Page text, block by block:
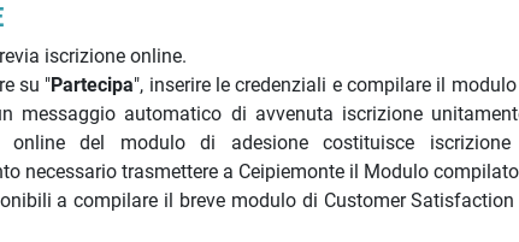
iscrizione online.
su "Partecipa", inserire le credenziali e compilare il
messaggio automatico di avvenuta iscrizione
online del modulo di adesione costituisce
necessario trasmettere a Ceipiemonte il Modulo
a compilare il breve modulo di Customer